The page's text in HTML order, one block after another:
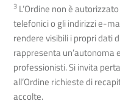
3 L’Ordine non è
telefonici o gli indirizzi e-
rendere visibili i propri dati
rappresenta un’autonoma
professionisti. Si invita
all’Ordine richieste di
accolte.